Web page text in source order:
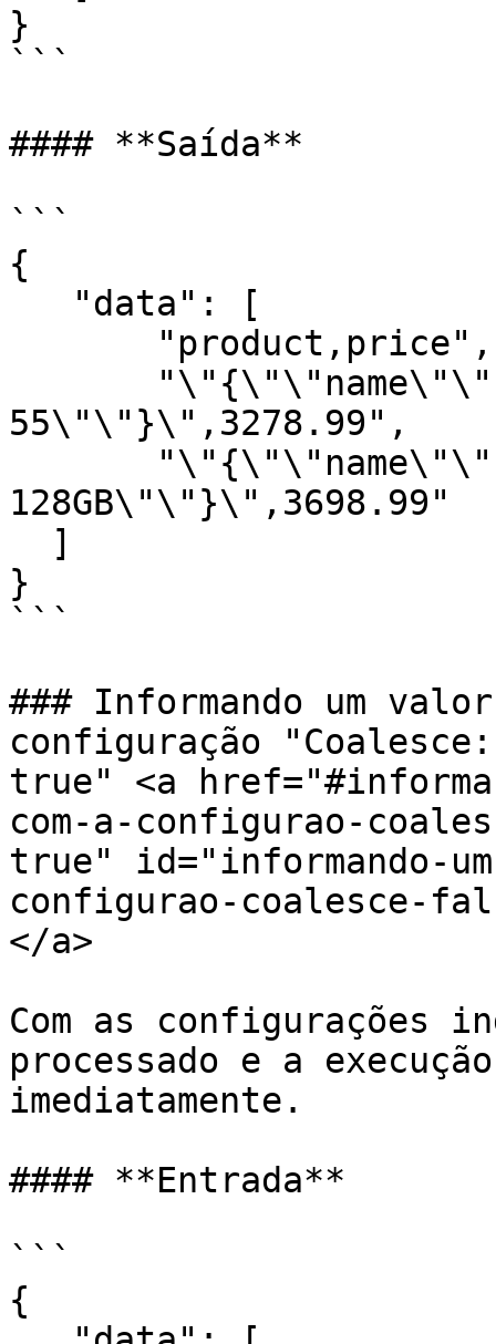
}
```
#### **Saída**
```
{
55\"\"}\",3278.99",
128GB\"\"}\",3698.99"
}
```
### Informando um
configuração
true" <a
com-a-configurao-
true" id="informando-
configurao-coalesce-
</a>
Com as configurações
processado e a
imediatamente.
#### **Entrada**
```
{